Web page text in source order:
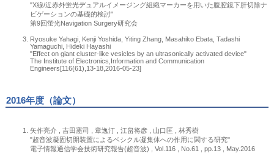
"X線/近赤外蛍光デュアルイメージング組織マーカーを用いた腹腔鏡下肝切除ナ
ビゲーションの基礎的検討"
第9回蛍光Navigation Surgery研究会
Ryosuke Yahagi, Kenji Yoshida, Yiting Zhang, Masahiko Ebata, Tadashi
Yamaguchi, Hideki Hayashi
"Effect on giant cluster-like vesicles by an ultrasonically activated device"
The Institute of Electronics,Information and Communication
Engineers[116(61),13-18,2016-05-23]
2016年度（論文）
矢作亮介 , 吉田憲司 , 章逸汀 , 江畠将彦 , 山口匡 , 林秀樹
"超音波凝固切開装置によるベシクル凝集体への作用に関する研究"
電子情報通信学会技術研究報告(超音波) , Vol.116 , No.61 , pp.13 , May.2016